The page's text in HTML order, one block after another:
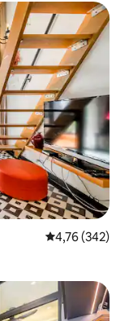
4,76 av 5 i
4,76 (342)